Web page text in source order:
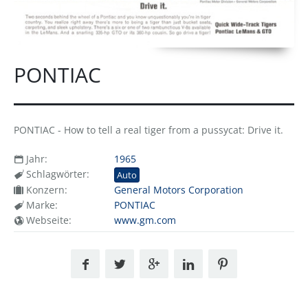
PONTIAC
PONTIAC - How to tell a real tiger from a pussycat: Drive it.
Jahr:
1965
Schlagwörter:
Auto
Konzern:
General Motors Corporation
Marke:
PONTIAC
Webseite:
www.gm.com